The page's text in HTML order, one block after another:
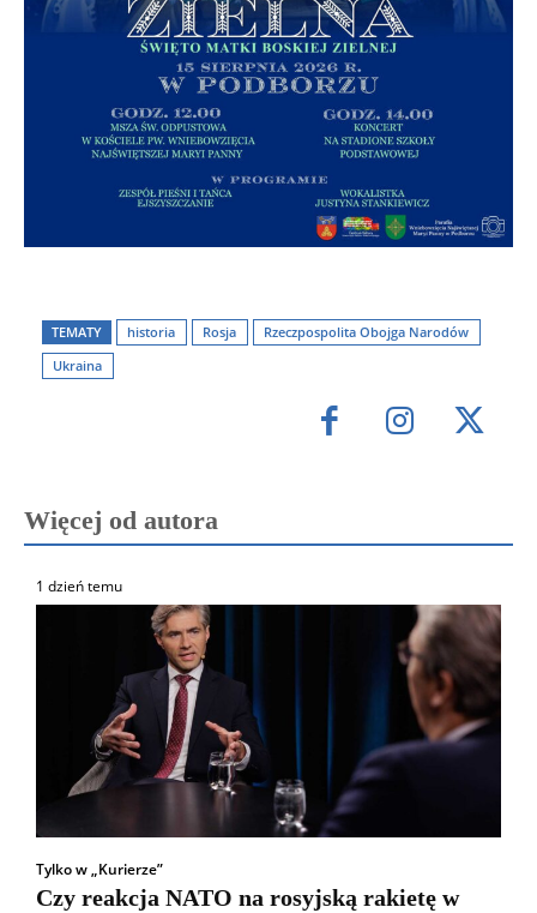
TEMATY historia Rosja
Rzeczpospolita Obojga Narodów
Ukraina
Więcej od autora
1 dzień temu
Tylko w „Kurierze”
Czy reakcja NATO na rosyjską rakietę w